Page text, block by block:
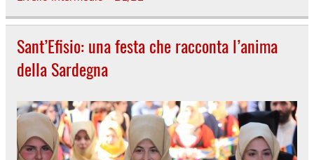
Sant’Efisio: una festa che racconta l’anima
della Sardegna